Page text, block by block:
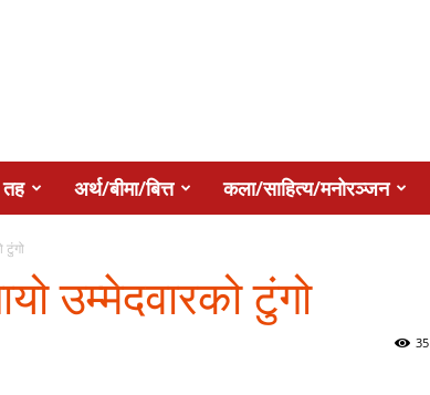
तह अर्थ/बीमा/बित्त कला/साहित्य/मनोरञ्जन
टुंगो
उम्मेदवारको टुंगो
35